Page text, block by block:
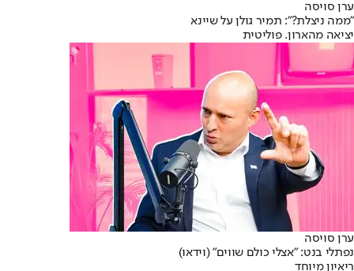
ערן סויסה
"ממה ניצלת?": תמיר גולן על שיינא
יציאה מהארון. פוליטית
ערן סויסה
נפתלי בנט: "אצלי כולם שווים" (וידאו)
ריאיון מיוחד